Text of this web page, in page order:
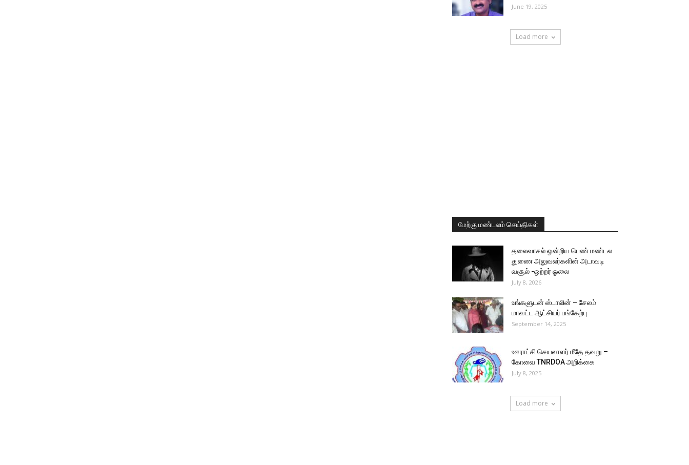
June 19, 2025
Load more
மேற்கு மண்டலம் செய்திகள்
தலைவாசல் ஒன்றிய பெண் மண்டல
துணை அலுவலர்களின் அடாவடி
வசூல் -ஒற்றர் ஓலை
July 8, 2026
உங்களுடன் ஸ்டாலின் – சேலம்
மாவட்ட ஆட்சியர் பங்கேற்பு
September 14, 2025
ஊராட்சி செயலாளர் மீதே தவறு –
கோவை TNRDOA அறிக்கை
July 8, 2025
Load more